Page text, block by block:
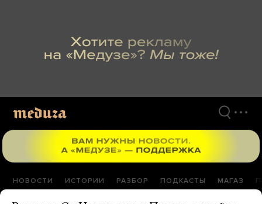
НОВОСТИ ИСТОРИИ РАЗБОР ПОДКАСТЫ МАГАЗ